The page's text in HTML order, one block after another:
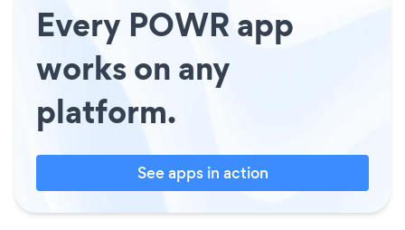
Every POWR app
works on any
platform.
See apps in action